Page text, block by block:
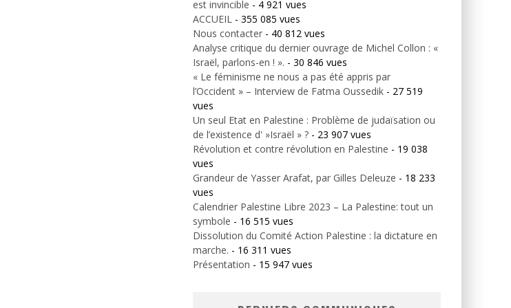
est invincible - 4 921 vues
ACCUEIL - 355 085 vues
Nous contacter - 40 812 vues
Analyse critique du dernier ouvrage de Michel Collon : «
Israël, parlons-en ! ». - 30 846 vues
« Le féminisme ne nous a pas été appris par
l’Occident » – Interview de Fatma Oussedik - 27 519
vues
Un seul Etat en Palestine : Problème de judaïsation ou
de l’existence d' »Israël » ? - 23 907 vues
Révolution et contre révolution en Palestine - 19 038
vues
Grandeur de Yasser Arafat, par Gilles Deleuze - 18 233
vues
Calendrier Palestine Libre 2023 – La Palestine: tout un
symbole - 16 515 vues
Dissolution du Comité Action Palestine : la dictature en
marche. - 16 311 vues
Présentation - 15 947 vues